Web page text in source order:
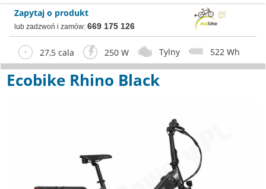
Zapytaj o produkt
lub zadzwoń i zamów: 669 175 126
27,5 cala 250 W Tylny 522 Wh
Ecobike Rhino Black